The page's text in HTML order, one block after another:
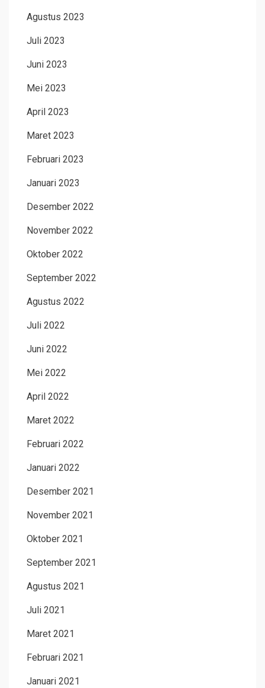
Agustus 2023
Juli 2023
Juni 2023
Mei 2023
April 2023
Maret 2023
Februari 2023
Januari 2023
Desember 2022
November 2022
Oktober 2022
September 2022
Agustus 2022
Juli 2022
Juni 2022
Mei 2022
April 2022
Maret 2022
Februari 2022
Januari 2022
Desember 2021
November 2021
Oktober 2021
September 2021
Agustus 2021
Juli 2021
Maret 2021
Februari 2021
Januari 2021